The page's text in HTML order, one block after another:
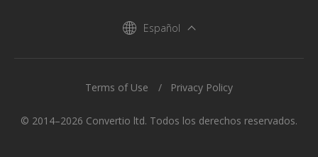
Español
© 2014–2026 Convertio ltd. Todos los derechos reservados.
Terms of Use Privacy Policy